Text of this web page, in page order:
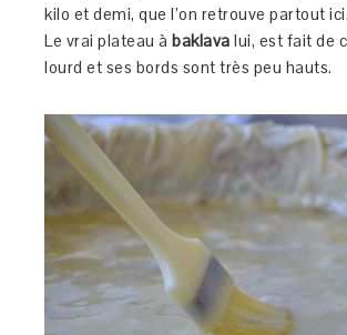
kilo et demi, que l’on retrouve partout
Le vrai plateau à baklava lui, est fait de
lourd et ses bords sont très peu hauts.